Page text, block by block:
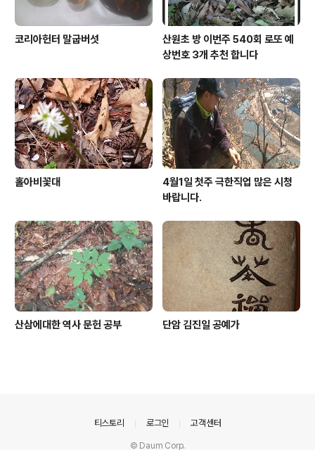
코리아헌터 말굽버섯
산원초 방 이번주 540회 로또 예
상번호 3개 추천 합니다
홀아비꽃대
4월1일 첫주 극한직업 많은 시청
바랍니다.
산삼에대한 역사 문헌 공부 단암 김진일 공예가
티스토리 로그인 고객센터
© Daum Corp.